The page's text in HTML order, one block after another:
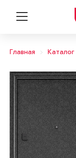
Главная Каталог